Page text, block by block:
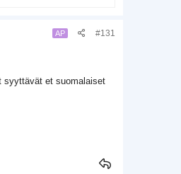
AP #131
syyttävät et suomalaiset